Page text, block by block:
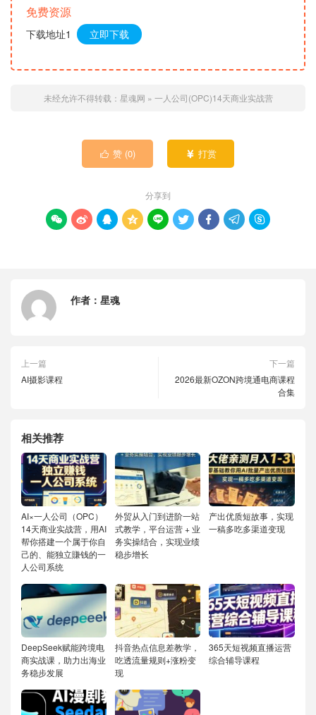
免费资源
下载地址1 立即下载
未经允许不得转载： 星魂网 » 一人公司(OPC)14天商业实战营
 赞 (0)  打赏
分享到
        
作者： 星魂
上一篇
AI摄影课程
下一篇
2026最新OZON跨境通电商课程
合集
相关推荐
AI×一人公司（OPC）
14天商业实战营，用AI
帮你搭建一个属于你自
己的、能独立賺钱的一
人公司系统
外贸从入门到进阶一站
式教学，平台运营 + 业
务实操结合，实现业绩
稳步增长
产出优质短故事，实现
一稿多吃多渠道变现
DeepSeek赋能跨境电
商实战课，助力出海业
务稳步发展
抖音热点信息差教学，
吃透流量规则+涨粉变
现
365天短视频直播运营
综合辅导课程